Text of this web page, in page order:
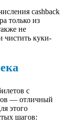
cashback
только из
не
чистить куки-
с
— отличный
этого
шагов: